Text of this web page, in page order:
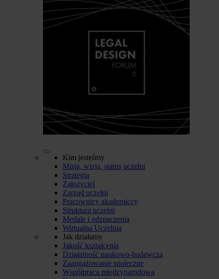
Kim jesteśmy
Misja, wizja, status uczelni
Strategia
Założyciel
Zarząd uczelni
Pracownicy akademiccy
Struktura uczelni
Medale i odznaczenia
Wirtualna Uczelnia
Jak działamy
Jakość kształcenia
Działalność naukowo-badawcza
Zaangażowanie społeczne
Współpraca międzynarodowa